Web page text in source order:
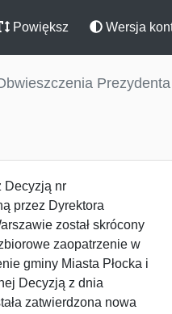
Powiększ Wersja
Decyzją nr
przez Dyrektora
został skrócony
zaopatrzenie w
gminy Miasta Płocka i
Decyzją z dnia
zatwierdzona nowa